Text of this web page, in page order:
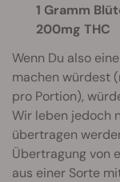
1 Gramm
200mg THC
Wenn Du also
machen würdest
pro Portion),
Wir leben jedoch
übertragen
Übertragung von
aus einer Sorte